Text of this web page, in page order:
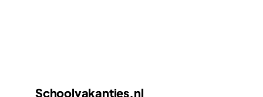
Schoolvakanties.nl